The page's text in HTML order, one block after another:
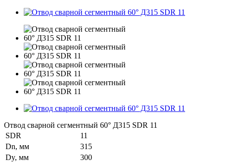
Отвод сварной сегментный 60° Д315 SDR 11
SDR
11
Dn, мм
315
Dy, мм
300